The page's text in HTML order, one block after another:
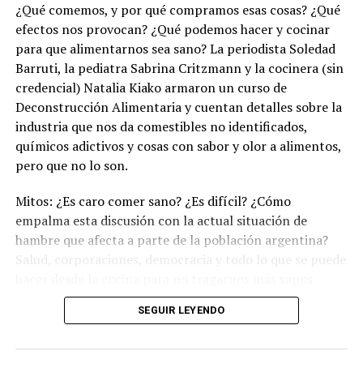
¿Qué comemos, y por qué compramos esas cosas? ¿Qué
efectos nos provocan? ¿Qué podemos hacer y cocinar
para que alimentarnos sea sano? La periodista Soledad
Barruti, la pediatra Sabrina Critzmann y la cocinera (sin
credencial) Natalia Kiako armaron un curso de
Deconstrucción Alimentaria y cuentan detalles sobre la
industria que nos da comestibles no identificados,
químicos adictivos y cosas con sabor y olor a alimentos,
pero que no lo son.
Mitos: ¿Es caro comer sano? ¿Es difícil? ¿Cómo
empalma esta discusión con la actual situación de
hambre que afecta a parte de la población argentina?
Salud, corporaciones, democracia y todo lo que se puede
(Escuchá el programa completo).
SEGUIR LEYENDO